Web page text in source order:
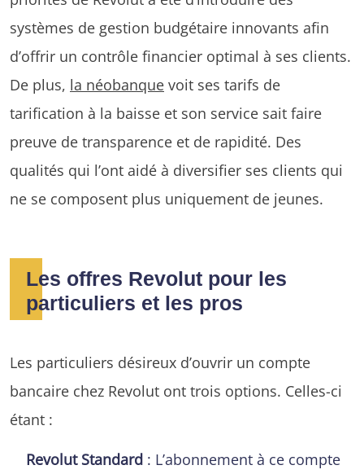
systèmes de gestion budgétaire innovants afin
d’offrir un contrôle financier optimal à ses clients.
De plus, la néobanque voit ses tarifs de
tarification à la baisse et son service sait faire
preuve de transparence et de rapidité. Des
qualités qui l’ont aidé à diversifier ses clients qui
ne se composent plus uniquement de jeunes.
Les offres Revolut pour les
particuliers et les pros
Les particuliers désireux d’ouvrir un compte
bancaire chez Revolut ont trois options. Celles-ci
étant :
Revolut Standard : L’abonnement à ce compte